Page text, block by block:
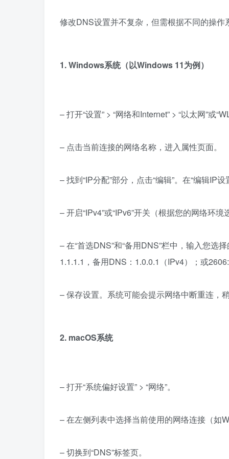
修改DNS设置并不复杂，但需根据不同的操
1. Windows系统（以Windows 11为例）
– 打开“设置” > “网络和Internet” > “以太网”或
– 点击当前连接的网络名称，进入属性页面。
– 找到“IP分配”部分，点击“编辑”。在“编辑IP
– 开启“IPv4”或“IPv6”开关（根据您的网络环
– 在“首选DNS”和“备用DNS”栏中，输入您
1.1.1.1，备用DNS：1.0.0.1（IPv4）；或
– 保存设置。系统可能会提示网络中断重连，
2. macOS系统
– 打开“系统偏好设置” > “网络”。
– 在左侧列表中选择当前使用的网络连接（如
– 切换到“DNS”标签页。